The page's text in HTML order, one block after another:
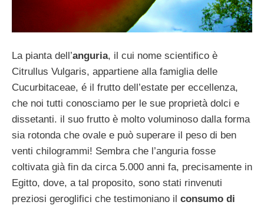
La pianta dell’anguria, il cui nome scientifico è
Citrullus Vulgaris, appartiene alla famiglia delle
Cucurbitaceae, é il frutto dell’estate per eccellenza,
che noi tutti conosciamo per le sue proprietà dolci e
dissetanti. il suo frutto è molto voluminoso dalla forma
sia rotonda che ovale e può superare il peso di ben
venti chilogrammi! Sembra che l’anguria fosse
coltivata già fin da circa 5.000 anni fa, precisamente in
Egitto, dove, a tal proposito, sono stati rinvenuti
preziosi geroglifici che testimoniano il consumo di